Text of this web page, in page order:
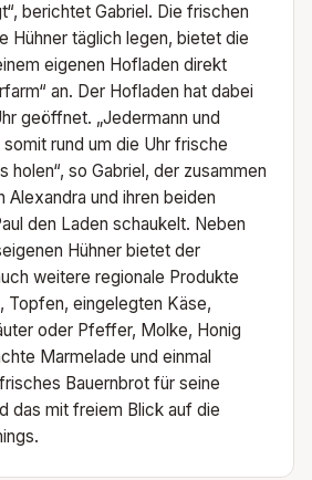
berichtet Gabriel. Die frischen
Hühner täglich legen, bietet die
eigenen Hofladen direkt
an. Der Hofladen hat dabei
geöffnet. „Jedermann und
rund um die Uhr frische
holen“, so Gabriel, der zusammen
Alexandra und ihren beiden
den Laden schaukelt. Neben
Hühner bietet der
weitere regionale Produkte
Topfen, eingelegten Käse,
oder Pfeffer, Molke, Honig
Marmelade und einmal
Bauernbrot für seine
das mit freiem Blick auf die